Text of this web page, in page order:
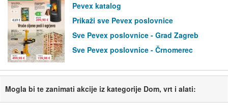
Pevex katalog
Prikaži sve Pevex poslovnice
Sve Pevex poslovnice - Grad Zagreb
Sve Pevex poslovnice - Črnomerec
Mogla bi te zanimati akcije iz kategorije Dom, vrt i alati: